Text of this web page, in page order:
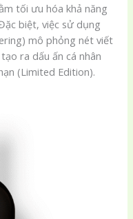
tối ưu hóa khả năng
biệt, việc sử dụng
mô phỏng nét viết
ra dấu ấn cá nhân
(Limited Edition).